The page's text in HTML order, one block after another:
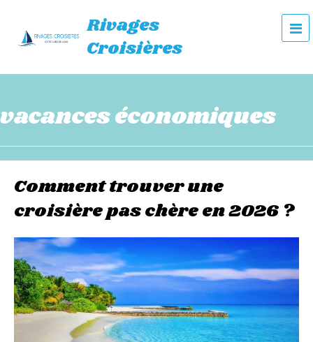
Rivages
Croisières
e
n
vacances économiques
Comment trouver une
croisière pas chère en 2026 ?